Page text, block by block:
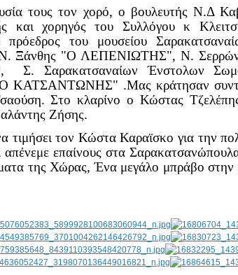
τους τον χορό, ο βουλευτής Ν.Δ
χορηγός του Συλλόγου κ
του μουσείου
Ξάνθης "Ο ΛΕΠΕΝΙΩΤΗΣ", Ν.
Σ. Σαρακατσαναίων
ΚΑΤΣΑΝΤΩΝΗΣ" .Μας κράτησαν
Στο κλαρίνο ο Κώστας
Ζήσης.
τιμήσει τον Κώστα Καραϊσκο για την
επαίνους στα
της Χώρας, Ένα μεγάλο μπράβο